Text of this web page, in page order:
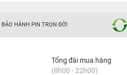
BẢO HÀNH PIN TRỌN ĐỜI
Tổng đài mua hàng
(8h00 - 22h00)